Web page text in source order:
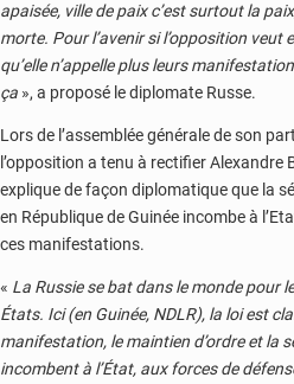
apaisée, ville de paix c’est surtout la
morte. Pour l’avenir si l’opposition
qu’elle n’appelle plus leurs
ça », a proposé le diplomate Russe.
Lors de l’assemblée générale de son
l’opposition a tenu à rectifier Alexandre
explique de façon diplomatique que la
en République de Guinée incombe à
ces manifestations.
« La Russie se bat dans le monde pour
États. Ici (en Guinée, NDLR), la loi est
manifestation, le maintien d’ordre et la
incombent à l’État, aux forces de